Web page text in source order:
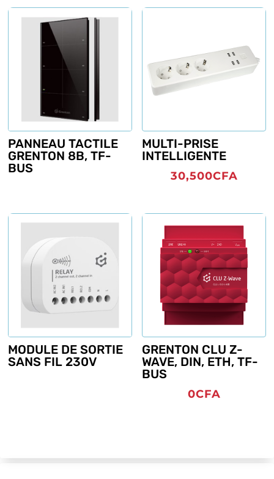
PANNEAU TACTILE
GRENTON 8B, TF-
BUS
MULTI-PRISE
INTELLIGENTE
30,500CFA
MODULE DE SORTIE
SANS FIL 230V
GRENTON CLU Z-
WAVE, DIN, ETH, TF-
BUS
0CFA